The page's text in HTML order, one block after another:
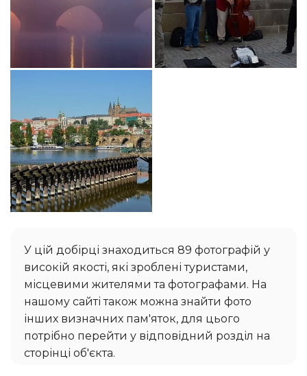
У цій добірці знаходиться 89 фотографій у
високій якості, які зроблені туристами,
місцевими жителями та фотографами. На
нашому сайті також можна знайти фото
інших визначних пам'яток, для цього
потрібно перейти у відповідний розділ на
сторінці об'єкта.